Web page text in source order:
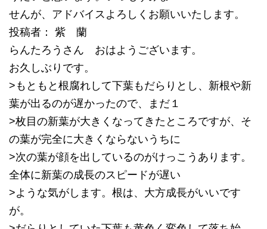
せんが、アドバイスよろしくお願いいたします。
投稿者： 紫 蘭
らんたろうさん おはようございます。
お久しぶりです。
>もともと根腐れして下葉もだらりとし、新根や新
葉が出るのが遅かったので、まだ１
>枚目の新葉が大きくなってきたところですが、そ
の葉が完全に大きくならないうちに
>次の葉が顔を出しているのがけっこうあります。
全体に新葉の成長のスピードが遅い
>ような気がします。根は、大方成長がいいです
が。